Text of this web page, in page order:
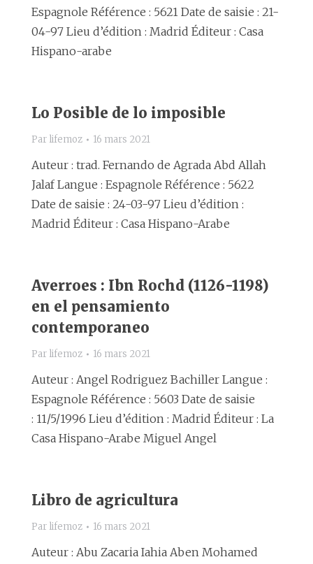
Espagnole Référence : 5621 Date de saisie : 21-
04-97 Lieu d’édition : Madrid Éditeur : Casa
Hispano-arabe
Lo Posible de lo imposible
Par lifemoz 16 mars 2021
Auteur : trad. Fernando de Agrada Abd Allah
Jalaf Langue : Espagnole Référence : 5622
Date de saisie : 24-03-97 Lieu d’édition :
Madrid Éditeur : Casa Hispano-Arabe
Averroes : Ibn Rochd (1126-1198)
en el pensamiento
contemporaneo
Par lifemoz 16 mars 2021
Auteur : Angel Rodriguez Bachiller Langue :
Espagnole Référence : 5603 Date de saisie
: 11/5/1996 Lieu d’édition : Madrid Éditeur : La
Casa Hispano-Arabe Miguel Angel
Libro de agricultura
Par lifemoz 16 mars 2021
Auteur : Abu Zacaria Iahia Aben Mohamed